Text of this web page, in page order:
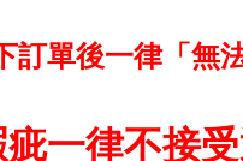
單後一律「無
一律不接